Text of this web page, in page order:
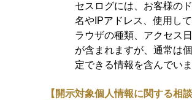
セスログには、お客様の
名やIPアドレス、使用し
ラウザの種類、アクセス
が含まれますが、通常は
定できる情報を含んでいま
【開示対象個人情報に関する相